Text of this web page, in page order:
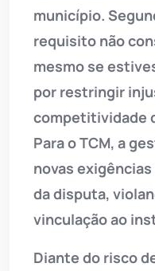
município.
requisito não
mesmo se
por restringir
competitividade
Para o TCM, a
novas
da disputa,
vinculação ao
Diante do risco